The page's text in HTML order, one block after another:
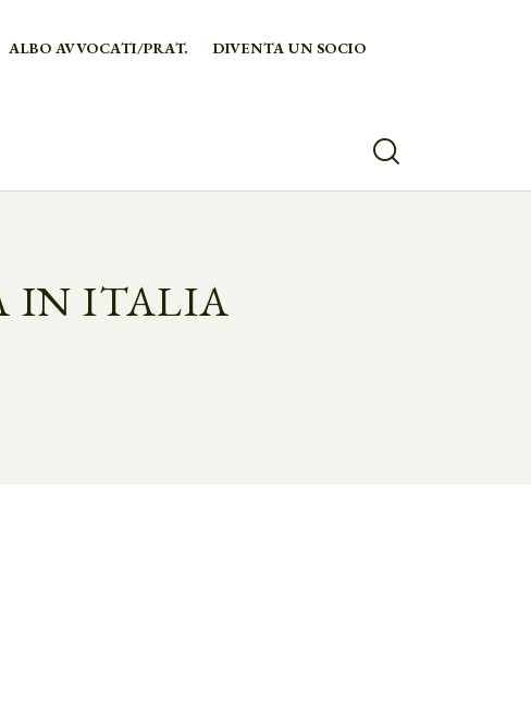
ALBO AVVOCATI/PRAT. DIVENTA UN SOCIO
IN ITALIA